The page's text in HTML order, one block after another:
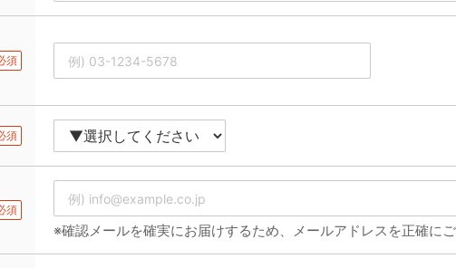
須
須
須
※確認メールを確実にお届けするため、メールアドレスを正確にご